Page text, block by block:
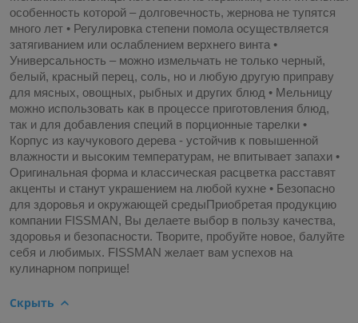
особенность которой – долговечность, жернова не тупятся
много лет • Регулировка степени помола осуществляется
затягиванием или ослаблением верхнего винта •
Универсальность – можно измельчать не только черный,
белый, красный перец, соль, но и любую другую приправу
для мясных, овощных, рыбных и других блюд • Мельницу
можно использовать как в процессе приготовления блюд,
так и для добавления специй в порционные тарелки •
Корпус из каучукового дерева - устойчив к повышенной
влажности и высоким температурам, не впитывает запахи •
Оригинальная форма и классическая расцветка расставят
акценты и станут украшением на любой кухне • Безопасно
для здоровья и окружающей средыПриобретая продукцию
компании FISSMAN, Вы делаете выбор в пользу качества,
здоровья и безопасности. Творите, пробуйте новое, балуйте
себя и любимых. FISSMAN желает вам успехов на
кулинарном поприще!
Скрыть